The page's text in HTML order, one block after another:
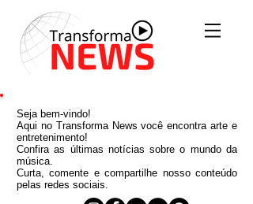
Seja bem-vindo!
Aqui no Transforma News você encontra arte e
entretenimento!
Confira as últimas notícias sobre o mundo da
música.
Curta, comente e compartilhe nosso conteúdo
pelas redes sociais.